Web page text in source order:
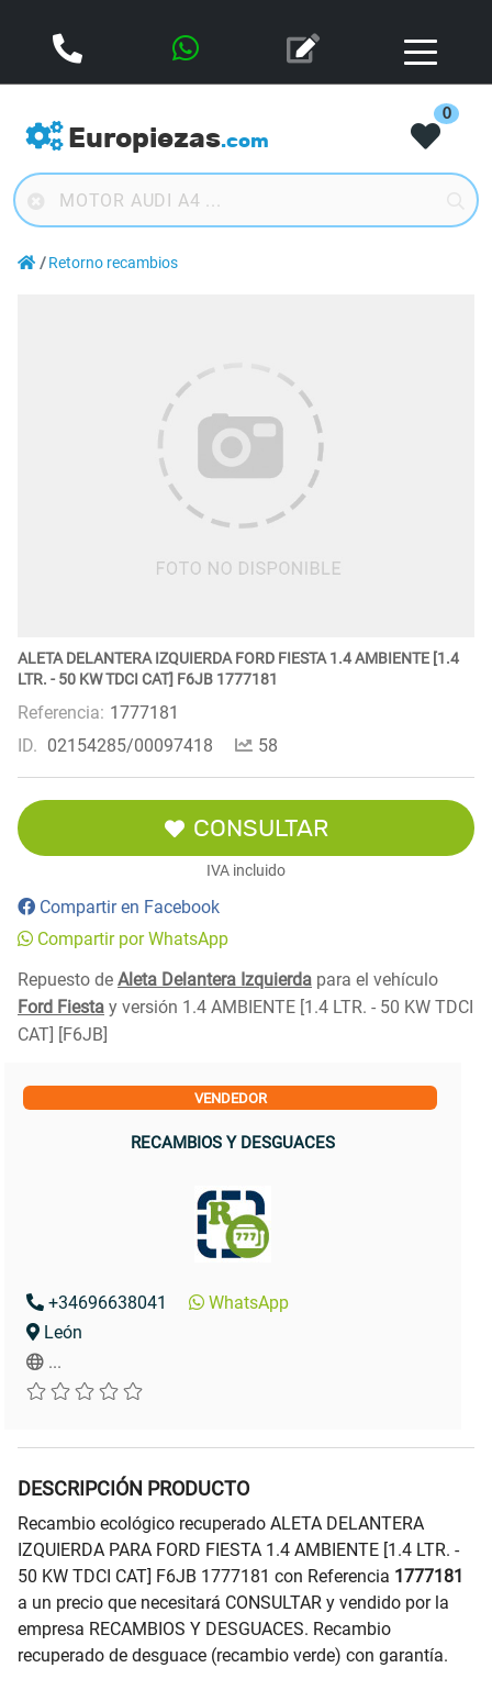
Europiezas.com
0
Retorno recambios
ALETA DELANTERA IZQUIERDA FORD FIESTA 1.4 AMBIENTE [1.4
LTR. - 50 KW TDCI CAT] F6JB 1777181
Referencia: 1777181
ID. 02154285/00097418 58
CONSULTAR
IVA incluido
Compartir en Facebook
Compartir por WhatsApp
Repuesto de Aleta Delantera Izquierda para el vehículo
Ford Fiesta y versión 1.4 AMBIENTE [1.4 LTR. - 50 KW TDCI
CAT] [F6JB]
VENDEDOR
RECAMBIOS Y DESGUACES
+34696638041
WhatsApp
León
...
DESCRIPCIÓN PRODUCTO
Recambio ecológico recuperado ALETA DELANTERA
IZQUIERDA PARA FORD FIESTA 1.4 AMBIENTE [1.4 LTR. -
50 KW TDCI CAT] F6JB 1777181 con Referencia 1777181
a un precio que necesitará CONSULTAR y vendido por la
empresa RECAMBIOS Y DESGUACES. Recambio
recuperado de desguace (recambio verde) con garantía.